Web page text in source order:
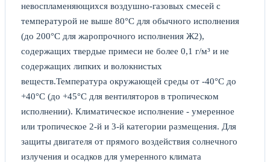
невоспламеняющихся воздушно-газовых смесей с
температурой не выше 80°С для обычного исполнения
(до 200°С для жаропрочного исполнения Ж2),
содержащих твердые примеси не более 0,1 г/м³ и не
содержащих липких и волокнистых
веществ.Температура окружающей среды от -40°С до
+40°С (до +45°С для вентиляторов в тропическом
исполнении). Климатическое исполнение - умеренное
или тропическое 2-й и 3-й категории размещения. Для
защиты двигателя от прямого воздействия солнечного
излучения и осадков для умеренного климата